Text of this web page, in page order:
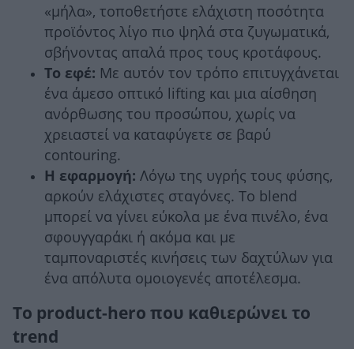
«μήλα», τοποθετήστε ελάχιστη ποσότητα
προϊόντος λίγο πιο ψηλά στα ζυγωματικά,
σβήνοντας απαλά προς τους κροτάφους.
Το εφέ: Με αυτόν τον τρόπο επιτυγχάνεται
ένα άμεσο οπτικό lifting και μια αίσθηση
ανόρθωσης του προσώπου, χωρίς να
χρειαστεί να καταφύγετε σε βαρύ
contouring.
Η εφαρμογή: Λόγω της υγρής τους φύσης,
αρκούν ελάχιστες σταγόνες. Το blend
μπορεί να γίνει εύκολα με ένα πινέλο, ένα
σφουγγαράκι ή ακόμα και με
ταμποναριστές κινήσεις των δαχτύλων για
ένα απόλυτα ομοιογενές αποτέλεσμα.
Το product-hero που καθιερώνει το
trend